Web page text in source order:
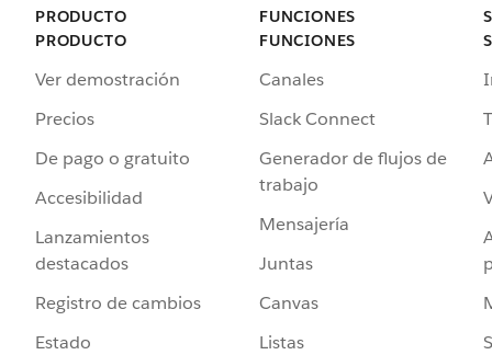
PRODUCTO
PRODUCTO
Ver demostración
Precios
De pago o gratuito
Accesibilidad
Lanzamientos
destacados
Registro de cambios
Estado
FUNCIONES
FUNCIONES
Canales
Slack Connect
Generador de flujos de
trabajo
Mensajería
Juntas
Canvas
Listas